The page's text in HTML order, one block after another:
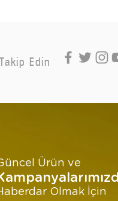
Edin
Ürün ve
Olmak İçin